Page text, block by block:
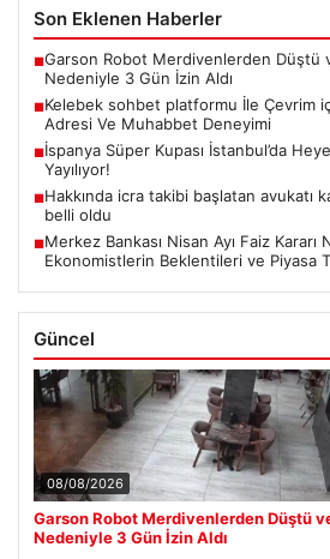
Son Eklenen Haberler
■Garson Robot Merdivenlerden Düştü
Nedeniyle 3 Gün İzin Aldı
■Kelebek sohbet platformu İle Çevrim
Adresi Ve Muhabbet Deneyimi
■İspanya Süper Kupası İstanbul’da
Yayılıyor!
■Hakkında icra takibi başlatan avukatı
belli oldu
■Merkez Bankası Nisan Ayı Faiz Kararı
Ekonomistlerin Beklentileri ve Piyasa
Güncel
08/08/2026
Garson Robot Merdivenlerden Düştü
Nedeniyle 3 Gün İzin Aldı